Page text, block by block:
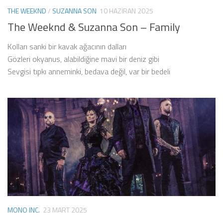
THE WEEKND/ SUZANNA SON 10 HAZIRAN 2025
The Weeknd & Suzanna Son – Family
Kolları sanki bir kavak ağacının dalları
Gözleri okyanus, alabildiğine mavi bir deniz gibi
Sevgisi tıpkı anneminki, bedava değil, var bir bedeli
MONO INC. 23 MART 2025